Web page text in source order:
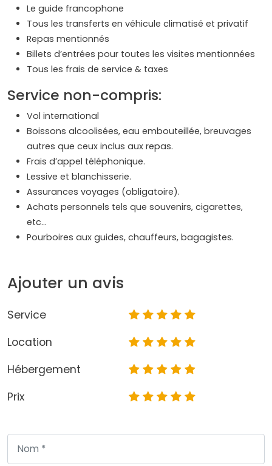
Le guide francophone
Tous les transferts en véhicule climatisé et privatif
Repas mentionnés
Billets d’entrées pour toutes les visites mentionnées
Tous les frais de service & taxes
Service non-compris:
Vol international
Boissons alcoolisées, eau embouteillée, breuvages
autres que ceux inclus aux repas.
Frais d’appel téléphonique.
Lessive et blanchisserie.
Assurances voyages (obligatoire).
Achats personnels tels que souvenirs, cigarettes,
etc…
Pourboires aux guides, chauffeurs, bagagistes.
Ajouter un avis
Service
Location
Hébergement
Prix